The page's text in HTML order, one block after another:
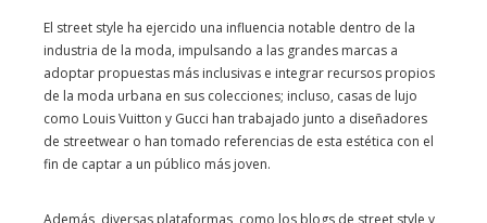
El street style ha ejercido una influencia notable dentro de la
industria de la moda, impulsando a las grandes marcas a
adoptar propuestas más inclusivas e integrar recursos propios
de la moda urbana en sus colecciones; incluso, casas de lujo
como Louis Vuitton y Gucci han trabajado junto a diseñadores
de streetwear o han tomado referencias de esta estética con el
fin de captar a un público más joven.
Además, diversas plataformas, como los blogs de street style y